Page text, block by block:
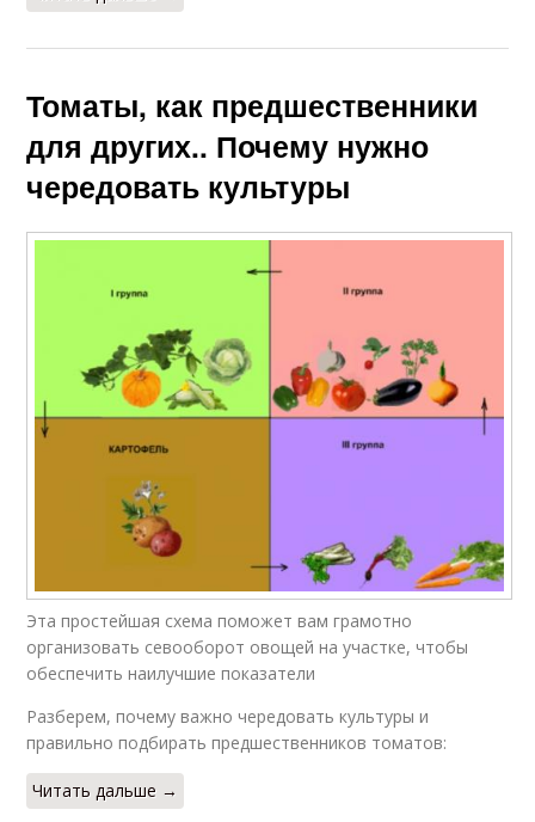
Томаты, как предшественники
для других.. Почему нужно
чередовать культуры
Эта простейшая схема поможет вам грамотно
организовать севооборот овощей на участке, чтобы
обеспечить наилучшие показатели
Разберем, почему важно чередовать культуры и
правильно подбирать предшественников томатов:
Читать дальше →